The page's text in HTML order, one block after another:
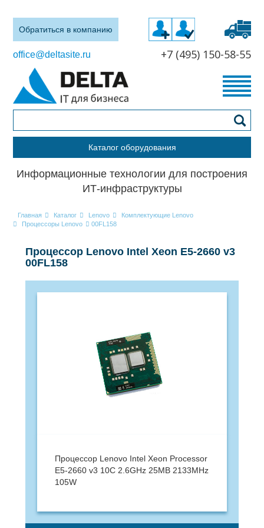
Обратиться в компанию
office@deltasite.ru +7 (495) 150-58-55
Каталог оборудования
Информационные технологии для построения
ИТ-инфраструктуры
Главная Каталог Lenovo
Комплектующие Lenovo
Процессоры Lenovo
00FL158
Процессор Lenovo Intel Xeon E5-2660 v3
00FL158
Процессор Lenovo Intel Xeon Processor
E5-2660 v3 10C 2.6GHz 25MB 2133MHz
105W